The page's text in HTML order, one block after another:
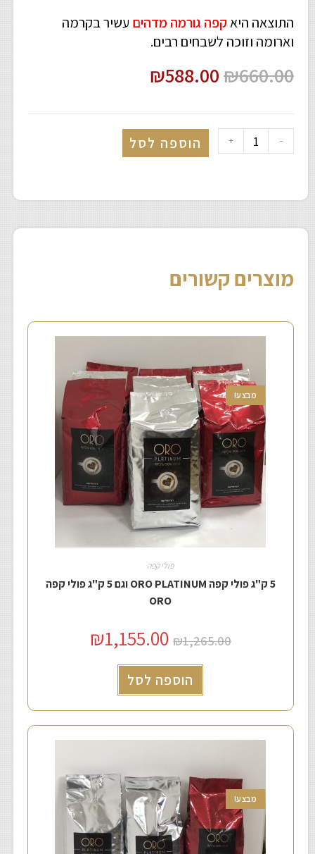
התוצאה היאקפה גורמה מדהים עשיר בקרמה
וארומה וזוכה לשבחים רבים.
₪660.00
₪588.00
-
+ הוספה לסל
מוצרים קשורים
מבצע!
פולי קפה
5 ק"ג פולי קפה ORO PLATINUM וגם 5 ק"ג פולי קפה
ORO
₪1,265.00
₪1,155.00
הוספה לסל
מבצע!